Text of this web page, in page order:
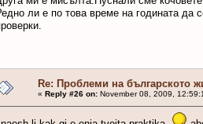
ли е по това време на годината да
Re: Проблеми на българското
« Reply #26 on:November 08, 2009,